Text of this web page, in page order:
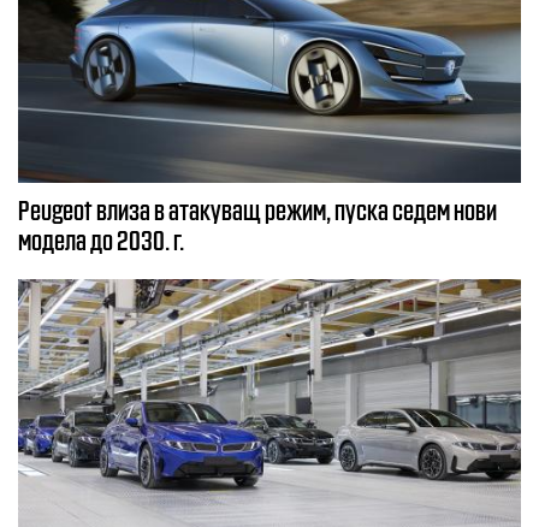
Peugeot влиза в атакуващ режим, пуска седем нови
модела до 2030. г.